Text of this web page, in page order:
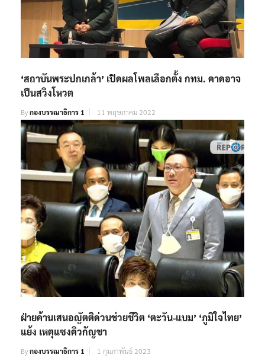
‘สถาบันพระปกเกล้า’ เปิดผลโพลเลือกตั้ง กทม. คาดอาจ
เป็นสวิงโหวต
Byกองบรรณาธิการ 1 11 พฤษภาคม 2022
ฝ่ายค้านเสนอญัตติด่วนช่วยชีวิต ‘ตะวัน-แบม’ ‘ภูมิใจไทย’
แย้ง เหตุแซงคิวกัญชา
Byกองบรรณาธิการ 1 1 กุมภาพันธ์ 2023